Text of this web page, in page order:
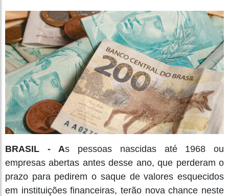
BRASIL - As pessoas nascidas até 1968 ou
empresas abertas antes desse ano, que perderam o
prazo para pedirem o saque de valores esquecidos
em instituições financeiras, terão nova chance neste